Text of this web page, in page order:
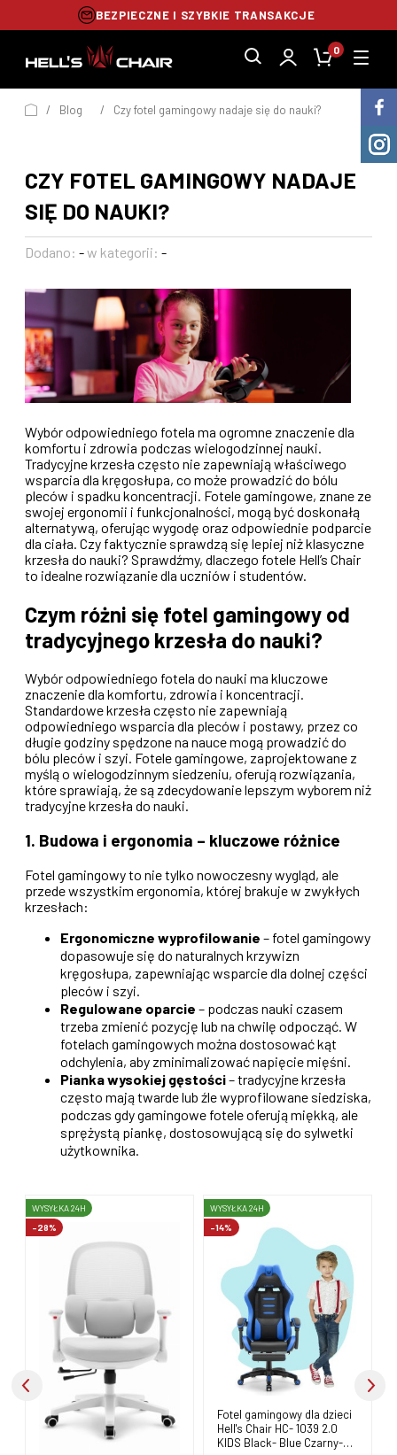
BEZPIECZNE I SZYBKIE TRANSAKCJE
0
/ Blog / Czy fotel gamingowy nadaje się do nauki?
CZY FOTEL GAMINGOWY NADAJE
SIĘ DO NAUKI?
Dodano: -w kategorii: -
Wybór odpowiedniego fotela ma ogromne znaczenie dla
komfortu i zdrowia podczas wielogodzinnej nauki.
Tradycyjne krzesła często nie zapewniają właściwego
wsparcia dla kręgosłupa, co może prowadzić do bólu
pleców i spadku koncentracji. Fotele gamingowe, znane ze
swojej ergonomii i funkcjonalności, mogą być doskonałą
alternatywą, oferując wygodę oraz odpowiednie podparcie
dla ciała. Czy faktycznie sprawdzą się lepiej niż klasyczne
krzesła do nauki? Sprawdźmy, dlaczego fotele Hell’s Chair
to idealne rozwiązanie dla uczniów i studentów.
Czym różni się fotel gamingowy od
tradycyjnego krzesła do nauki?
Wybór odpowiedniego fotela do nauki ma kluczowe
znaczenie dla komfortu, zdrowia i koncentracji.
Standardowe krzesła często nie zapewniają
odpowiedniego wsparcia dla pleców i postawy, przez co
długie godziny spędzone na nauce mogą prowadzić do
bólu pleców i szyi. Fotele gamingowe, zaprojektowane z
myślą o wielogodzinnym siedzeniu, oferują rozwiązania,
które sprawiają, że są zdecydowanie lepszym wyborem niż
tradycyjne krzesła do nauki.
1. Budowa i ergonomia – kluczowe różnice
Fotel gamingowy to nie tylko nowoczesny wygląd, ale
przede wszystkim ergonomia, której brakuje w zwykłych
krzesłach:
Ergonomiczne wyprofilowanie – fotel gamingowy
dopasowuje się do naturalnych krzywizn
kręgosłupa, zapewniając wsparcie dla dolnej części
pleców i szyi.
Regulowane oparcie – podczas nauki czasem
trzeba zmienić pozycję lub na chwilę odpocząć. W
fotelach gamingowych można dostosować kąt
odchylenia, aby zminimalizować napięcie mięśni.
Pianka wysokiej gęstości– tradycyjne krzesła
często mają twarde lub źle wyprofilowane siedziska,
podczas gdy gamingowe fotele oferują miękką, ale
sprężystą piankę, dostosowującą się do sylwetki
użytkownika.
-28%
WYSYŁKA 24H
Fotel gamingowy dla dzieci
Hell's Chair HC- 1039 2.0
KIDS Black- Blue Czarny-
-14%
WYSYŁKA 24H